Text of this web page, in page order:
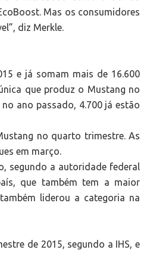
Mas os consumidores
diz Merkle.
e já somam mais de 16.600
que produz o Mustang no
ano passado, 4.700 já estão
no quarto trimestre. As
em março.
segundo a autoridade federal
que também tem a maior
liderou a categoria na
de 2015, segundo a IHS, e